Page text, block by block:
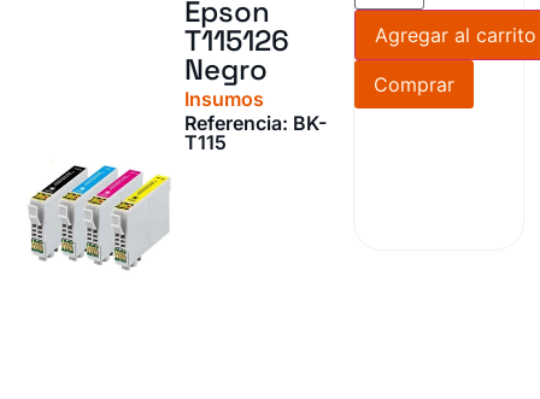
Epson
T115126
Negro
Insumos
Referencia: BK-
T115
Agregar al carrito
Comprar